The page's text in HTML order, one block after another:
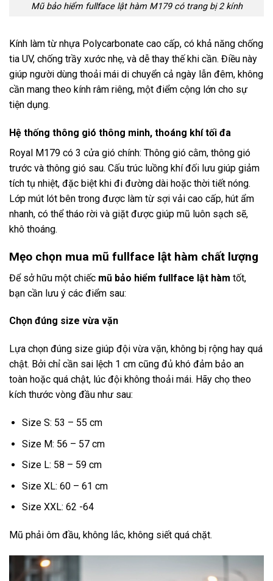
Mũ bảo hiểm fullface lật hàm M179 có trang bị 2 kính
Kính làm từ nhựa Polycarbonate cao cấp, có khả năng chống
tia UV, chống trầy xước nhẹ, và dễ thay thế khi cần. Điều này
giúp người dùng thoải mái di chuyển cả ngày lẫn đêm, không
cần mang theo kính râm riêng, một điểm cộng lớn cho sự
tiện dụng.
Hệ thống thông gió thông minh, thoáng khí tối đa
Royal M179 có 3 cửa gió chính: Thông gió cằm, thông gió
trước và thông gió sau. Cấu trúc luồng khí đối lưu giúp giảm
tích tụ nhiệt, đặc biệt khi đi đường dài hoặc thời tiết nóng.
Lớp mút lót bên trong được làm từ sợi vải cao cấp, hút ẩm
nhanh, có thể tháo rời và giặt được giúp mũ luôn sạch sẽ,
khô thoáng.
Mẹo chọn mua mũ fullface lật hàm chất lượng
Để sở hữu một chiếc mũ bảo hiểm fullface lật hàm tốt,
bạn cần lưu ý các điểm sau:
Chọn đúng size vừa vặn
Lựa chọn đúng size giúp đội vừa vặn, không bị rộng hay quá
chật. Bởi chỉ cần sai lệch 1 cm cũng đủ khó đảm bảo an
toàn hoặc quá chật, lúc đội không thoải mái. Hãy chọ theo
kích thước vòng đầu như sau:
Size S: 53 – 55 cm
Size M: 56 – 57 cm
Size L: 58 – 59 cm
Size XL: 60 – 61 cm
Size XXL: 62 -64
Mũ phải ôm đầu, không lắc, không siết quá chặt.